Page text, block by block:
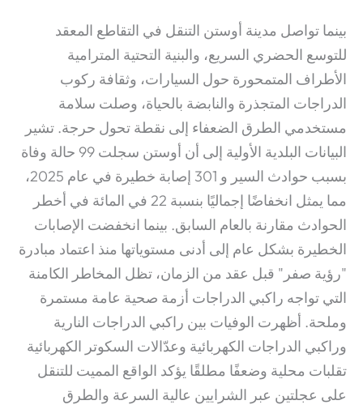
بينما تواصل مدينة أوستن التنقل في التقاطع المعقد
للتوسع الحضري السريع، والبنية التحتية المترامية
الأطراف المتمحورة حول السيارات، وثقافة ركوب
الدراجات المتجذرة والنابضة بالحياة، وصلت سلامة
مستخدمي الطرق الضعفاء إلى نقطة تحول حرجة. تشير
البيانات البلدية الأولية إلى أن أوستن سجلت 99 حالة وفاة
بسبب حوادث السير و 301 إصابة خطيرة في عام 2025،
مما يمثل انخفاضًا إجماليًا بنسبة 22 في المائة في أخطر
الحوادث مقارنة بالعام السابق. بينما انخفضت الإصابات
الخطيرة بشكل عام إلى أدنى مستوياتها منذ اعتماد مبادرة
"رؤية صفر" قبل عقد من الزمان، تظل المخاطر الكامنة
التي تواجه راكبي الدراجات أزمة صحية عامة مستمرة
وملحة. أظهرت الوفيات بين راكبي الدراجات النارية
وراكبي الدراجات الكهربائية وعدّالات السكوتر الكهربائية
تقلبات محلية وضعفًا مطلقًا يؤكد الواقع المميت للتنقل
على عجلتين عبر الشرايين عالية السرعة والطرق